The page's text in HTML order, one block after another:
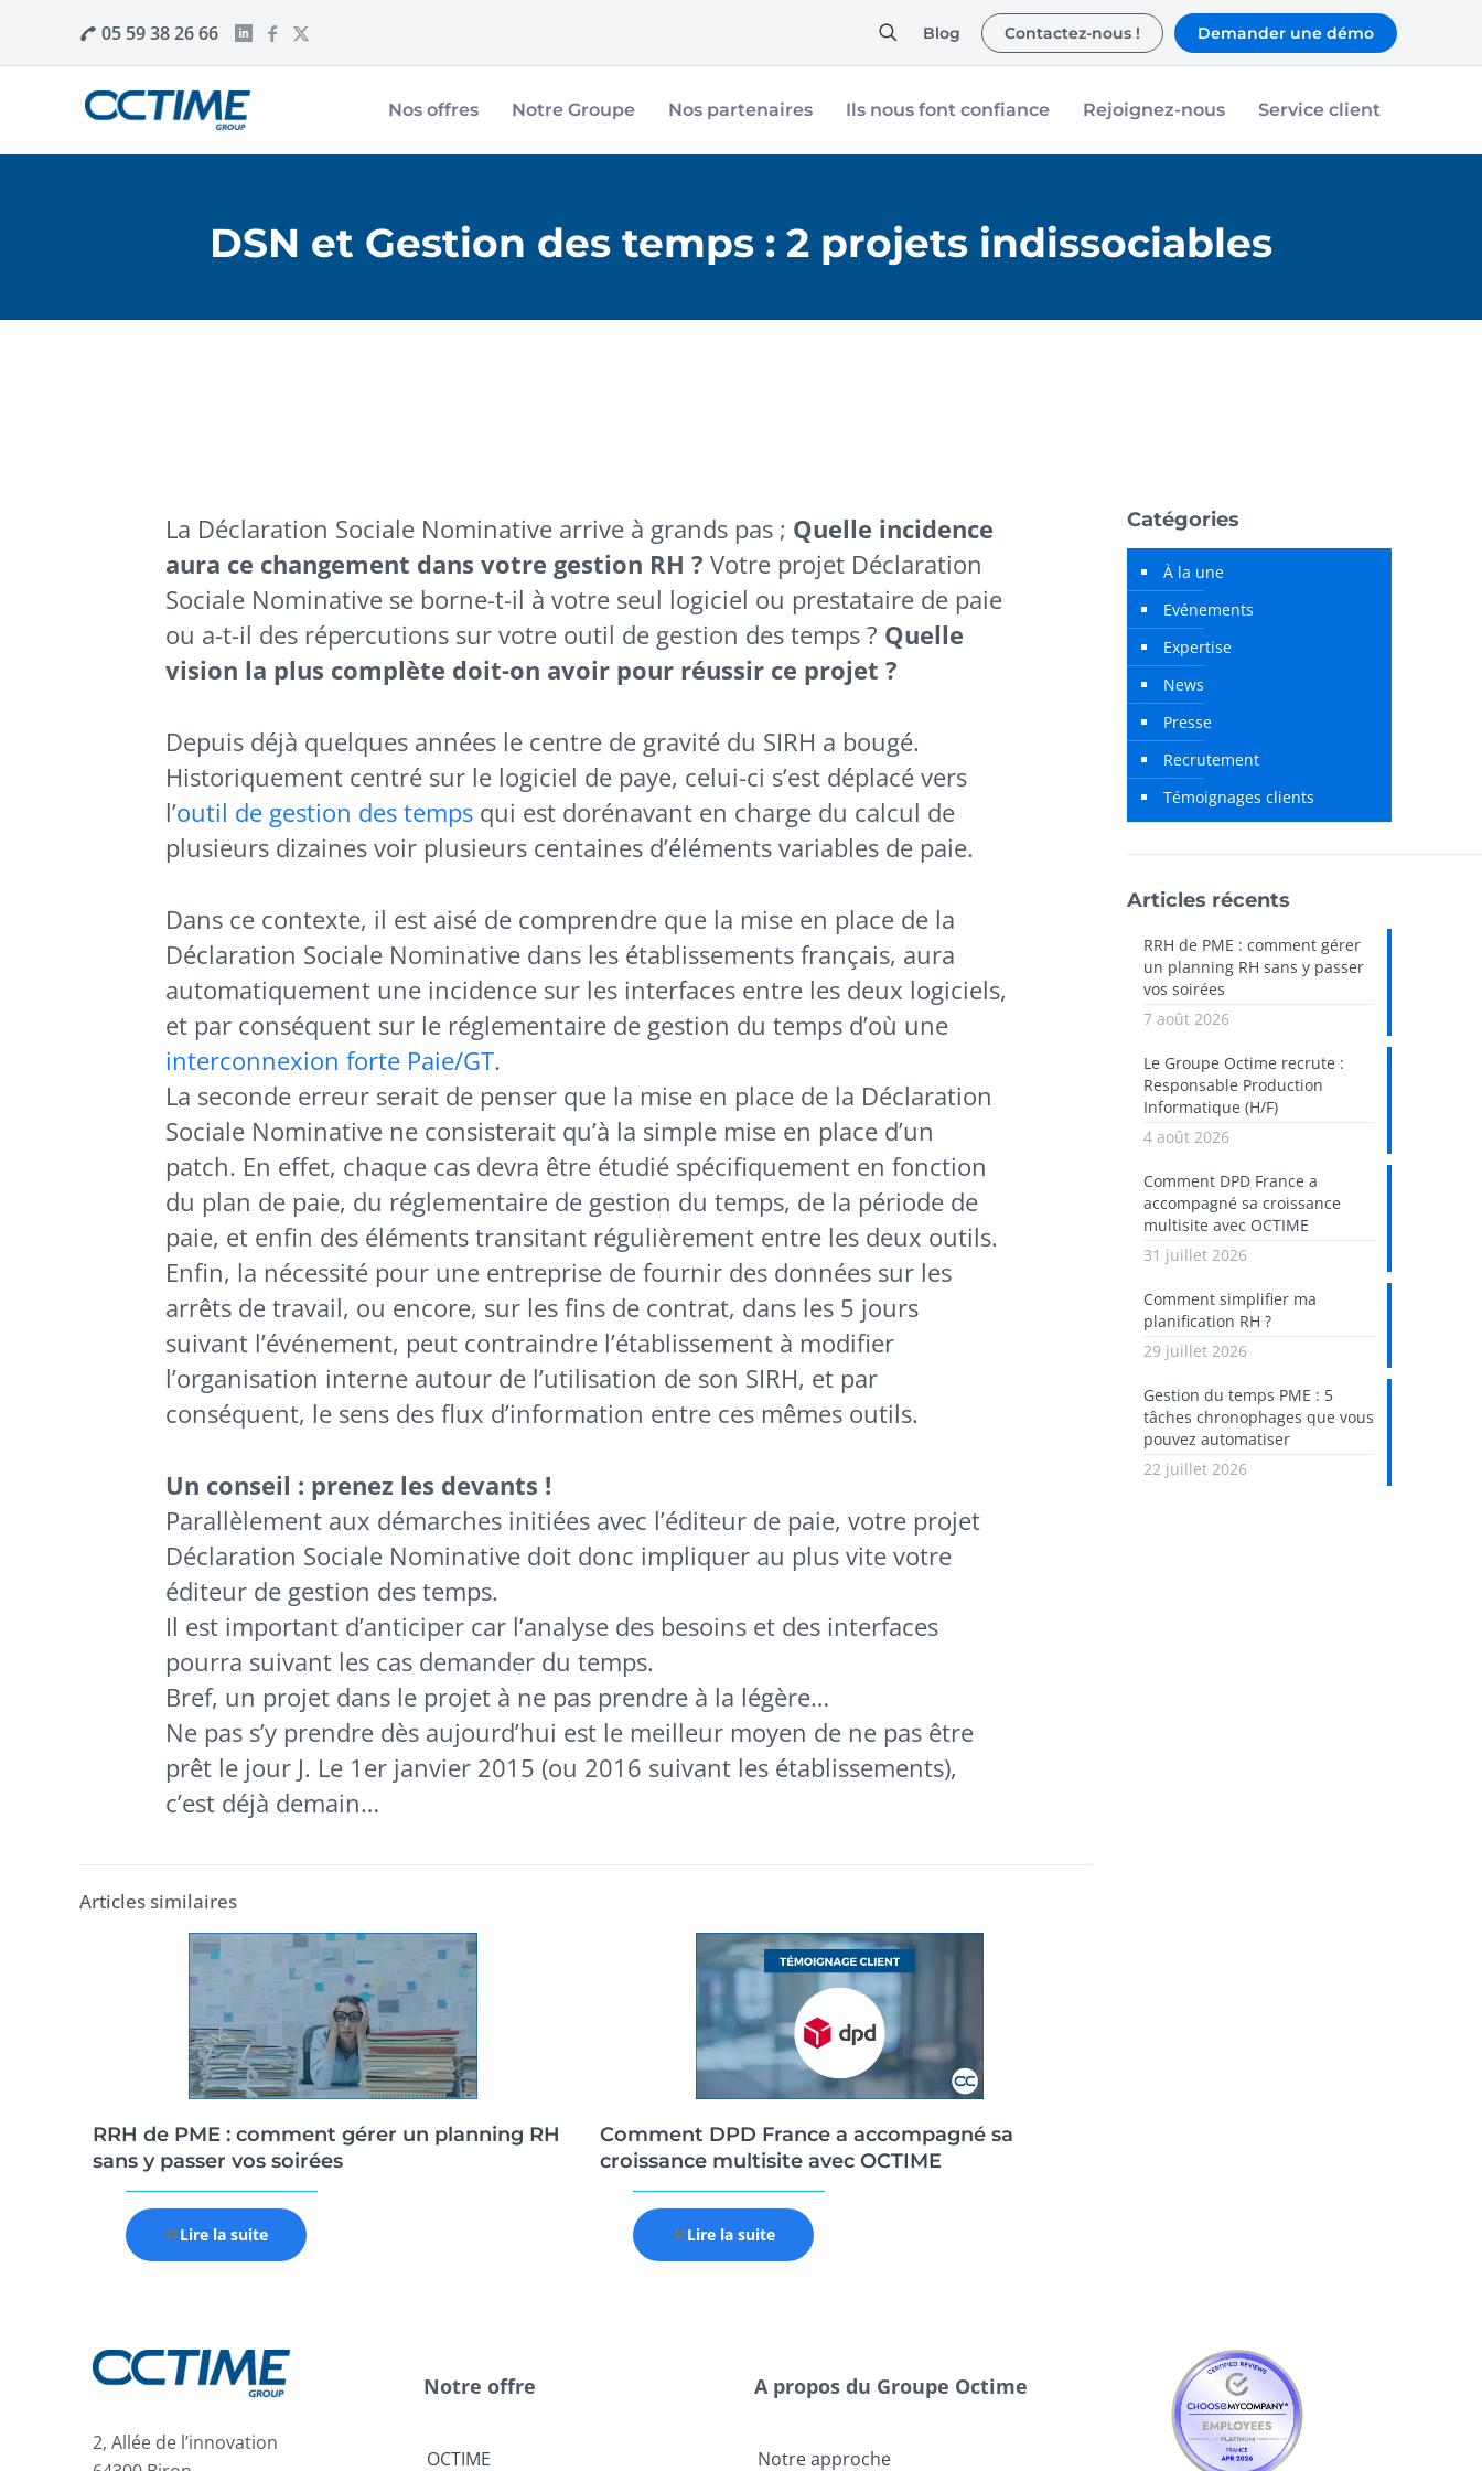
05 59 38 26 66 Blog Contactez-nous ! Demander une démo
Nos offres Notre Groupe Nos partenaires Ils nous font confiance Rejoignez-nous Service client
DSN et Gestion des temps : 2 projets indissociables
La Déclaration Sociale Nominative arrive à grands pas ; Quelle incidence
aura ce changement dans votre gestion RH ? Votre projet Déclaration
Sociale Nominative se borne-t-il à votre seul logiciel ou prestataire de paie
ou a-t-il des répercutions sur votre outil de gestion des temps ? Quelle
vision la plus complète doit-on avoir pour réussir ce projet ?
Depuis déjà quelques années le centre de gravité du SIRH a bougé.
Historiquement centré sur le logiciel de paye, celui-ci s’est déplacé vers
l’outil de gestion des tempsqui est dorénavant en charge du calcul de
plusieurs dizaines voir plusieurs centaines d’éléments variables de paie.
Dans ce contexte, il est aisé de comprendre que la mise en place de la
Déclaration Sociale Nominative dans les établissements français, aura
automatiquement une incidence sur les interfaces entre les deux logiciels,
et par conséquent sur le réglementaire de gestion du temps d’où une
interconnexion forte Paie/GT.
La seconde erreur serait de penser que la mise en place de la Déclaration
Sociale Nominative ne consisterait qu’à la simple mise en place d’un
patch. En effet, chaque cas devra être étudié spécifiquement en fonction
du plan de paie, du réglementaire de gestion du temps, de la période de
paie, et enfin des éléments transitant régulièrement entre les deux outils.
Enfin, la nécessité pour une entreprise de fournir des données sur les
arrêts de travail, ou encore, sur les fins de contrat, dans les 5 jours
suivant l’événement, peut contraindre l’établissement à modifier
l’organisation interne autour de l’utilisation de son SIRH, et par
conséquent, le sens des flux d’information entre ces mêmes outils.
Un conseil : prenez les devants !
Parallèlement aux démarches initiées avec l’éditeur de paie, votre projet
Déclaration Sociale Nominative doit donc impliquer au plus vite votre
éditeur de gestion des temps.
Il est important d’anticiper car l’analyse des besoins et des interfaces
pourra suivant les cas demander du temps.
Bref, un projet dans le projet à ne pas prendre à la légère…
Ne pas s’y prendre dès aujourd’hui est le meilleur moyen de ne pas être
prêt le jour J. Le 1er janvier 2015 (ou 2016 suivant les établissements),
c’est déjà demain…
Articles similaires
RRH de PME : comment gérer un planning RH
sans y passer vos soirées
Lire la suite
Comment DPD France a accompagné sa
croissance multisite avec OCTIME
Lire la suite
Catégories
À la une
Evénements
Expertise
News
Presse
Recrutement
Témoignages clients
Articles récents
RRH de PME : comment gérer
un planning RH sans y passer
vos soirées
7 août 2026
Le Groupe Octime recrute :
Responsable Production
Informatique (H/F)
4 août 2026
Comment DPD France a
accompagné sa croissance
multisite avec OCTIME
31 juillet 2026
Comment simplifier ma
planification RH ?
29 juillet 2026
Gestion du temps PME : 5
tâches chronophages que vous
pouvez automatiser
22 juillet 2026
2, Allée de l’innovation
Notre offre
OCTIME
A propos du Groupe Octime
Notre approche